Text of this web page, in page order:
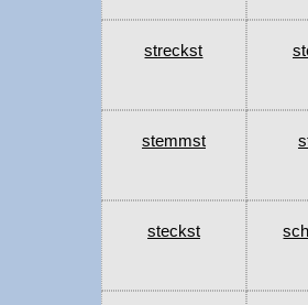
streckst
stemmst
steckst